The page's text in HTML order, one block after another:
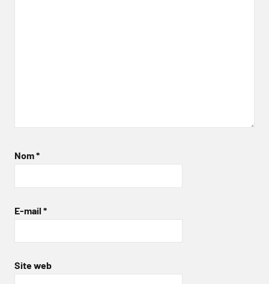
Nom*
E-mail *
Site web